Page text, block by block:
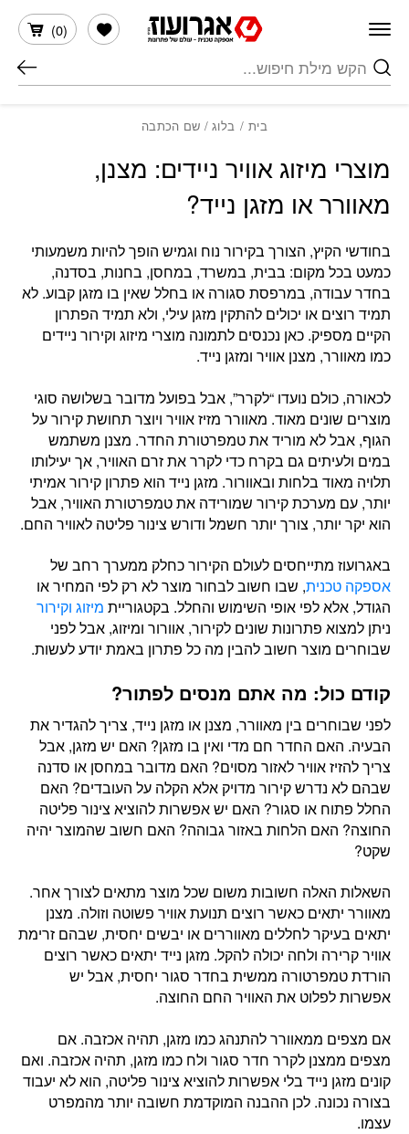
חיפוש
(
0
)
הרשימה שלי
בית / בלוג/ שם הכתבה
מוצרי מיזוג אוויר ניידים: מצנן,
מאוורר או מזגן נייד?
בחודשי הקיץ, הצורך בקירור נוח וגמיש הופך להיות משמעותי
כמעט בכל מקום: בבית, במשרד, במחסן, בחנות, בסדנה,
בחדר עבודה, במרפסת סגורה או בחלל שאין בו מזגן קבוע. לא
תמיד רוצים או יכולים להתקין מזגן עילי, ולא תמיד הפתרון
הקיים מספיק. כאן נכנסים לתמונה מוצרי מיזוג וקירור ניידים
כמו מאוורר, מצנן אוויר ומזגן נייד.
לכאורה, כולם נועדו “לקרר”, אבל בפועל מדובר בשלושה סוגי
מוצרים שונים מאוד. מאוורר מזיז אוויר ויוצר תחושת קירור על
הגוף, אבל לא מוריד את טמפרטורת החדר. מצנן משתמש
במים ולעיתים גם בקרח כדי לקרר את זרם האוויר, אך יעילותו
תלויה מאוד בלחות ובאוורור. מזגן נייד הוא פתרון קירור אמיתי
יותר, עם מערכת קירור שמורידה את טמפרטורת האוויר, אבל
הוא יקר יותר, צורך יותר חשמל ודורש צינור פליטה לאוויר החם.
באגרועוז מתייחסים לעולם הקירור כחלק ממערך רחב של
אספקה טכנית, שבו חשוב לבחור מוצר לא רק לפי המחיר או
הגודל, אלא לפי אופי השימוש והחלל. בקטגוריית מיזוג וקירור
ניתן למצוא פתרונות שונים לקירור, אוורור ומיזוג, אבל לפני
שבוחרים מוצר חשוב להבין מה כל פתרון באמת יודע לעשות.
קודם כול: מה אתם מנסים לפתור?
לפני שבוחרים בין מאוורר, מצנן או מזגן נייד, צריך להגדיר את
הבעיה. האם החדר חם מדי ואין בו מזגן? האם יש מזגן, אבל
צריך להזיז אוויר לאזור מסוים? האם מדובר במחסן או סדנה
שבהם לא נדרש קירור מדויק אלא הקלה על העובדים? האם
החלל פתוח או סגור? האם יש אפשרות להוציא צינור פליטה
החוצה? האם הלחות באזור גבוהה? האם חשוב שהמוצר יהיה
שקט?
השאלות האלה חשובות משום שכל מוצר מתאים לצורך אחר.
מאוורר יתאים כאשר רוצים תנועת אוויר פשוטה וזולה. מצנן
יתאים בעיקר לחללים מאווררים או יבשים יחסית, שבהם זרימת
אוויר קרירה ולחה יכולה להקל. מזגן נייד יתאים כאשר רוצים
הורדת טמפרטורה ממשית בחדר סגור יחסית, אבל יש
אפשרות לפלוט את האוויר החם החוצה.
אם מצפים ממאוורר להתנהג כמו מזגן, תהיה אכזבה. אם
מצפים ממצנן לקרר חדר סגור ולח כמו מזגן, תהיה אכזבה. ואם
קונים מזגן נייד בלי אפשרות להוציא צינור פליטה, הוא לא יעבוד
בצורה נכונה. לכן ההבנה המוקדמת חשובה יותר מהמפרט
עצמו.